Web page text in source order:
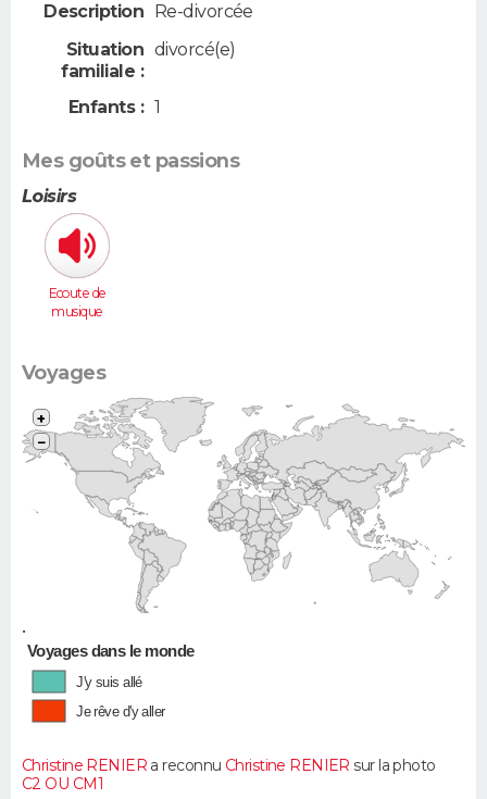
Description
Re-divorcée
Situation
familiale :
divorcé(e)
Enfants : 1
Mes goûts et passions
Loisirs
Ecoute de
musique
Voyages
•
+
−
Voyages dans le monde
J'y suis allé
Je rêve d'y aller
Christine RENIER a reconnu Christine RENIER sur la photo
C2 OU CM1